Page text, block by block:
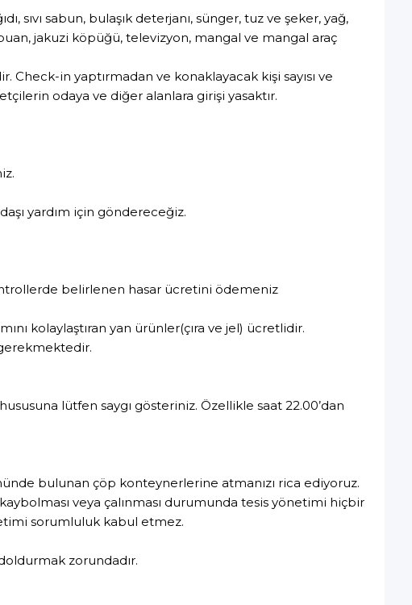
sabun, bulaşık deterjanı, sünger, tuz ve şeker, yağ,
jakuzi köpüğü, televizyon, mangal ve mangal araç
in yaptırmadan ve konaklayacak kişi sayısı ve
odaya ve diğer alanlara girişi yasaktır.
yardım için göndereceğiz.
belirlenen hasar ücretini ödemeniz
kolaylaştıran yan ürünler(çıra ve jel) ücretlidir.
lütfen saygı gösteriniz. Özellikle saat 22.00’dan
bulunan çöp konteynerlerine atmanızı rica ediyoruz.
veya çalınması durumunda tesis yönetimi hiçbir
sorumluluk kabul etmez.
zorundadır.